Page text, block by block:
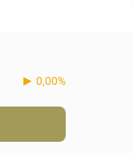
0,00%